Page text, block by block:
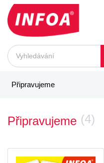
Připravujeme
Připravujeme (4)